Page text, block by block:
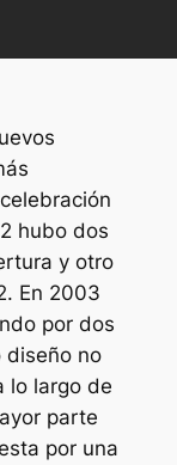
hubo dos
y otro
En 2003
por dos
diseño no
lo largo de
parte
por una